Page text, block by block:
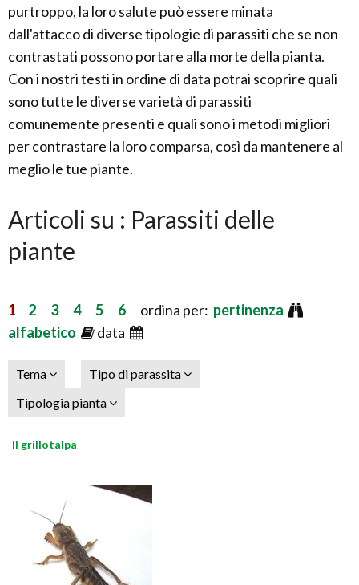
purtroppo, la loro salute può essere minata
dall'attacco di diverse tipologie di parassiti che se non
contrastati possono portare alla morte della pianta.
Con i nostri testi in ordine di data potrai scoprire quali
sono tutte le diverse varietà di parassiti
comunemente presenti e quali sono i metodi migliori
per contrastare la loro comparsa, così da mantenere al
meglio le tue piante.
Articoli su : Parassiti delle
piante
1 2 3 4 5 6 ordina per: pertinenza
alfabetico
data
Tema
Tipo di parassita
Tipologia pianta
Il grillotalpa